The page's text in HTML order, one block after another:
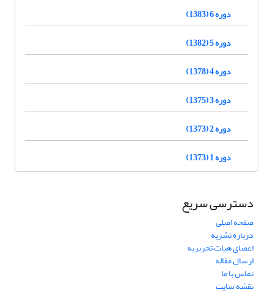
دوره 6 (1383)
دوره 5 (1382)
دوره 4 (1378)
دوره 3 (1375)
دوره 2 (1373)
دوره 1 (1373)
دسترسی سریع
صفحه اصلی
درباره نشریه
اعضای هیات تحریریه
ارسال مقاله
تماس با ما
نقشه سایت